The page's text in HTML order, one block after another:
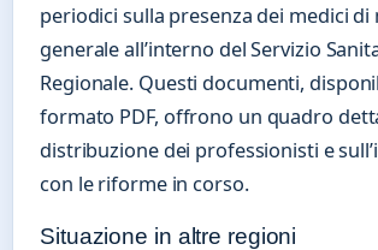
periodici sulla presenza dei medici di
generale all’interno del Servizio
Regionale. Questi documenti,
formato PDF, offrono un quadro
distribuzione dei professionisti e
con le riforme in corso.
Situazione in altre regioni